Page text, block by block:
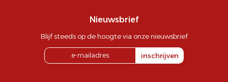
Nieuwsbrief
Blijf steeds op de hoogte via onze nieuwsbrief
inschrijven